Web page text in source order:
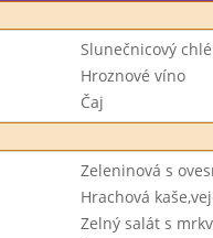
Slunečnicový
Hroznové víno
Čaj
Zeleninová s
Hrachová
Zelný salát s